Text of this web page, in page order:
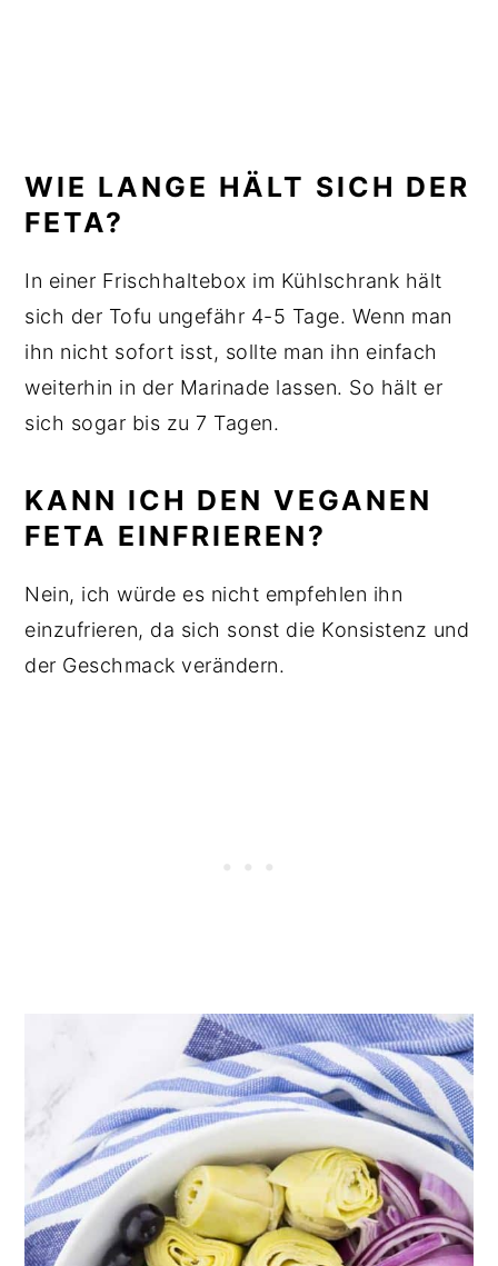
WIE LANGE HÄLT SICH DER
FETA?
In einer Frischhaltebox im Kühlschrank hält
sich der Tofu ungefähr 4-5 Tage. Wenn man
ihn nicht sofort isst, sollte man ihn einfach
weiterhin in der Marinade lassen. So hält er
sich sogar bis zu 7 Tagen.
KANN ICH DEN VEGANEN
FETA EINFRIEREN?
Nein, ich würde es nicht empfehlen ihn
einzufrieren, da sich sonst die Konsistenz und
der Geschmack verändern.